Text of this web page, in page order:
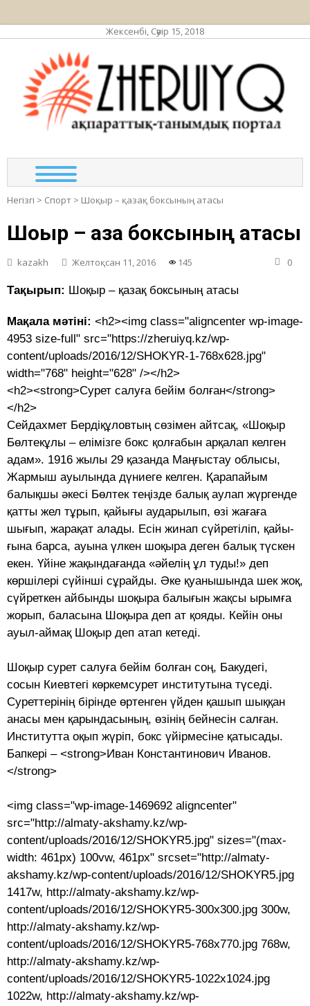
Жексенбі, Сәуір 15, 2018
Негізгі > Спорт > Шоқыр – қазақ боксының атасы
Шоқыр – қазақ боксының атасы
kazakh Желтоқсан 11, 2016 145 0
Тақырып: Шоқыр – қазақ боксының атасы
Мақала мәтіні: <h2><img class="aligncenter wp-image-
4953 size-full" src="https://zheruiyq.kz/wp-
content/uploads/2016/12/SHOKYR-1-768x628.jpg"
width="768" height="628" /></h2>
<h2><strong>Сурет салуға бейім болған</strong>
</h2>
Сейдахмет Бердіқұловтың сөзімен айтсақ, «Шоқыр
Бөлтекұлы – елімізге бокс қолғабын арқалап келген
адам». 1916 жылы 29 қазанда Маңғыстау облысы,
Жар­мыш ауылында дүниеге келген. Қарапайым
балықшы әкесі Бөлтек теңізде балық аулап жүргенде
қатты жел тұрып, қайығы ауда­рылып, өзі жағаға
шығып, жа­рақат алады. Есін жинап сүйретіліп, қайы­
ғына барса, ауына үлкен шоқыра деген балық түскен
екен. Үйіне жақындағанда «әйелің ұл туды!» деп
көршілері сүйінші сұрайды. Әке қуанышында шек жоқ,
сүйреткен айбынды шоқыра балығын жақсы ырымға
жорып, баласына Шоқыра деп ат қояды. Кейін оны
ауыл-аймақ Шоқыр деп атап кетеді.
Шоқыр сурет салуға бейім болған соң, Бакудегі,
сосын Киевтегі көркемсурет институты­на түседі.
Суреттерінің бірінде өртенген үй­ден қашып шыққан
анасы мен қарын­дасының, өзінің бейнесін салған.
Инсти­тутта оқып жүріп, бокс үйірмесіне қаты­сады.
Бапкері – <strong>Иван Константинович Иванов.
</strong>
<img class="wp-image-1469692 aligncenter"
src="http://almaty-akshamy.kz/wp-
content/uploads/2016/12/SHOKYR5.jpg" sizes="(max-
width: 461px) 100vw, 461px" srcset="http://almaty-
akshamy.kz/wp-content/uploads/2016/12/SHOKYR5.jpg
1417w, http://almaty-akshamy.kz/wp-
content/uploads/2016/12/SHOKYR5-300x300.jpg 300w,
http://almaty-akshamy.kz/wp-
content/uploads/2016/12/SHOKYR5-768x770.jpg 768w,
http://almaty-akshamy.kz/wp-
content/uploads/2016/12/SHOKYR5-1022x1024.jpg
1022w, http://almaty-akshamy.kz/wp-